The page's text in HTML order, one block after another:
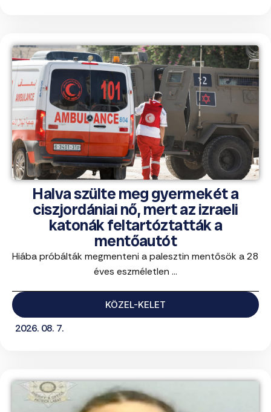
Halva szülte meg gyermekét a
ciszjordániai nő, mert az izraeli
katonák feltartóztatták a
mentőautót
Hiába próbálták megmenteni a palesztin mentősök a 28
éves eszméletlen ...
KÖZEL-KELET
2026. 08. 7.